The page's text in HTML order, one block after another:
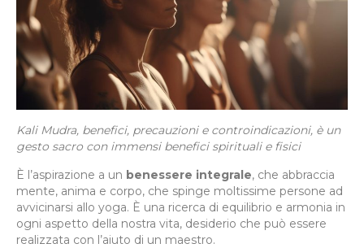
Kali Mudra, benefici, precauzioni e controindicazioni, è un
gesto sacro con immensi benefici spirituali e fisici
È l’aspirazione a un benessere integrale, che abbraccia
mente, anima e corpo, che spinge moltissime persone ad
avvicinarsi allo yoga. È una ricerca di equilibrio e armonia in
ogni aspetto della nostra vita, desiderio che può essere
realizzata con l’aiuto di un maestro.